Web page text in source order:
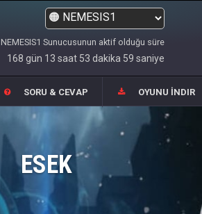
NEMESIS1 Sunucusunun aktif olduğu süre
168 gün 13 saat 53 dakika 59 saniye
SORU & CEVAP OYUNU İNDIR
ESEK